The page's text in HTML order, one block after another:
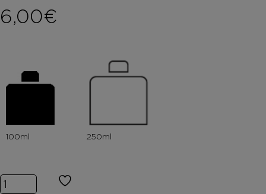
6,00€
Inspired by PARADIGME ποσότητα